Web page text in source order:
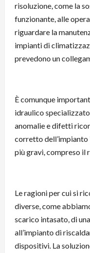
risoluzione, come la
funzionante, alle
riguardare la
impianti di
prevedono un
È comunque
idraulico
anomalie e difetti
corretto
più gravi, compreso il
Le ragioni per cui si
diverse, come
scarico intasato, di
all’impianto di
dispositivi. La